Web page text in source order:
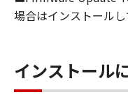
に、本契約
エア」を使
べての責任
す。 (2) お
場合はインストールし
インストール